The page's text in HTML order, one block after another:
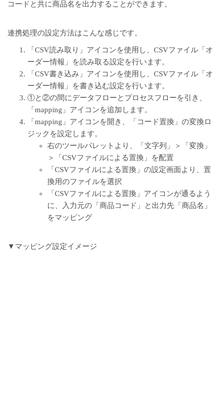
コードと共に商品名を出力することができます。
連携処理の設定方法はこんな感じです。
「CSV読み取り」アイコンを使用し、CSVファイル「オ
ーダー情報」を読み取る設定を行います。
「CSV書き込み」アイコンを使用し、CSVファイル「オ
ーダー情報」を書き込む設定を行います。
①と②の間にデータフローとプロセスフローを引き、
「mapping」アイコンを追加します。
「mapping」アイコンを開き、「コード置換」の変換ロ
ジックを設定します。
右のツールパレットより、「文字列」＞「変換」
＞「CSVファイルによる置換」を配置
「CSVファイルによる置換」の設定画面より、置
換用のファイルを選択
「CSVファイルによる置換」アイコンが通るよう
に、入力元の「商品コード」と出力先「商品名」
をマッピング
▼マッピング設定イメージ